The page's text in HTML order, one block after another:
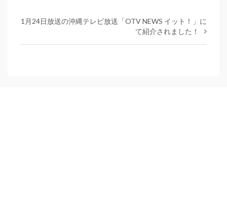
1月24日放送の沖縄テレビ放送「OTV NEWS イット！」に
て紹介されました！